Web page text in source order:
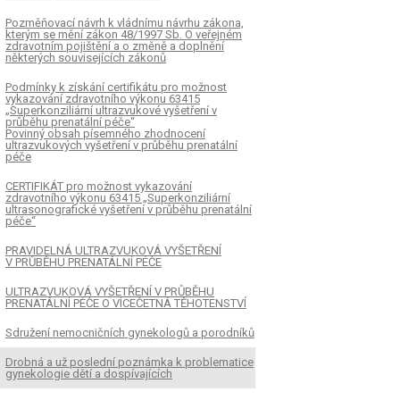
Pozměňovací návrh k vládnímu návrhu zákona,
kterým se mění zákon 48/1997 Sb. O veřejném
zdravotním pojištění a o změně a doplnění
některých souvisejících zákonů
Podmínky k získání certifikátu pro možnost
vykazování zdravotního výkonu 63415
„Superkonziliární ultrazvukové vyšetření v
průběhu prenatální péče“
Povinný obsah písemného zhodnocení
ultrazvukových vyšetření v průběhu prenatální
péče
CERTIFIKÁT pro možnost vykazování
zdravotního výkonu 63415 „Superkonziliární
ultrasonografické vyšetření v průběhu prenatální
péče“
PRAVIDELNÁ ULTRAZVUKOVÁ VYŠETŘENÍ
V PRŮBĚHU PRENATÁLNÍ PÉČE
ULTRAZVUKOVÁ VYŠETŘENÍ V PRŮBĚHU
PRENATÁLNÍ PÉČE O VÍCEČETNÁ TĚHOTENSTVÍ
Sdružení nemocničních gynekologů a porodníků
Drobná a už poslední poznámka k problematice
gynekologie dětí a dospívajících